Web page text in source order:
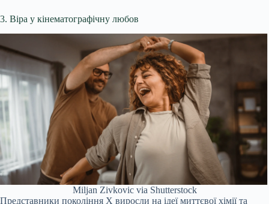
3. Віра у кінематографічну любов
Miljan Zivkovic via Shutterstock
Представники покоління X виросли на ідеї миттєвої хімії та